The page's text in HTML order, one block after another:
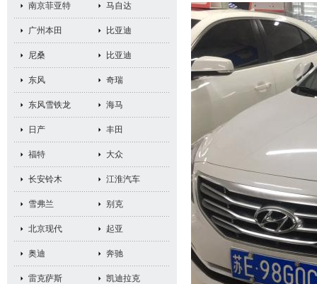
南京菲亚特 马自达
广州本田 比亚迪
尼桑 比亚迪
东风 奇瑞
东风雪铁龙 海马
日产 丰田
福特 大众
长安铃木 江淮汽车
雪弗兰 别克
北京现代 起亚
奥迪 奔驰
雷克萨斯 凯迪拉克